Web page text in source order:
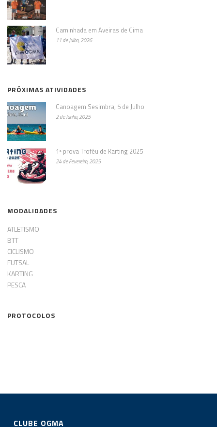
Caminhada em Aveiras de Cima
11 de Julho, 2026
PRÓXIMAS ATIVIDADES
Canoagem Sesimbra, 5 de Julho
2 de Junho, 2025
1ª prova Troféu de Karting 2025
24 de Fevereiro, 2025
MODALIDADES
ATLETISMO
BTT
CICLISMO
FUTSAL
KARTING
PESCA
PROTOCOLOS
CLUBE OGMA